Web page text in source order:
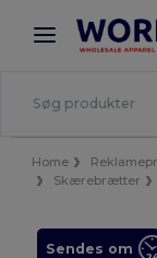
× Bedre
Home
Skærebrætter
Sendes om